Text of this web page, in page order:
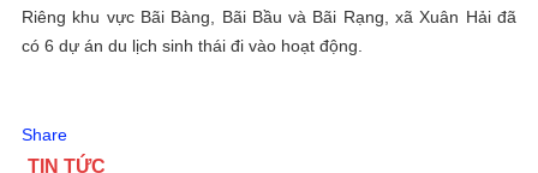
Riêng khu vực Bãi Bàng, Bãi Bầu và Bãi Rạng, xã Xuân Hải đã
có 6 dự án du lịch sinh thái đi vào hoạt động.
Share
TIN TỨC